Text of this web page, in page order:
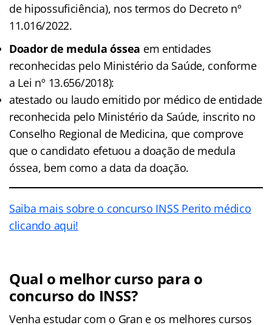
de hipossuficiência), nos termos do Decreto nº
11.016/2022.
Doador de medula óssea em entidades
reconhecidas pelo Ministério da Saúde, conforme
a Lei nº 13.656/2018):
atestado ou laudo emitido por médico de entidade
reconhecida pelo Ministério da Saúde, inscrito no
Conselho Regional de Medicina, que comprove
que o candidato efetuou a doação de medula
óssea, bem como a data da doação.
Saiba mais sobre o concurso INSS Perito médico
clicando aqui!
Qual o melhor curso para o
concurso do INSS?
Venha estudar com o Gran e os melhores cursos